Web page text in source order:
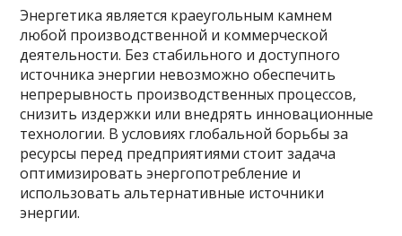
Энергетика является краеугольным камнем
любой производственной и коммерческой
деятельности. Без стабильного и доступного
источника энергии невозможно обеспечить
непрерывность производственных процессов,
снизить издержки или внедрять инновационные
технологии. В условиях глобальной борьбы за
ресурсы перед предприятиями стоит задача
оптимизировать энергопотребление и
использовать альтернативные источники
энергии.